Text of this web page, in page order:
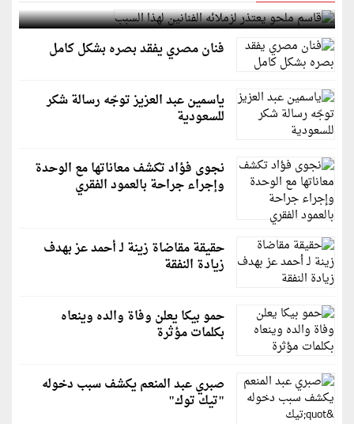
فنان مصري يفقد بصره بشكل كامل
ياسمين عبد العزيز توجّه رسالة شكر
للسعودية
نجوى فؤاد تكشف معاناتها مع الوحدة
وإجراء جراحة بالعمود الفقري
حقيقة مقاضاة زينة لـ أحمد عز بهدف
زيادة النفقة
حمو بيكا يعلن وفاة والده وينعاه
بكلمات مؤثرة
صبري عبد المنعم يكشف سبب دخوله
"تيك توك"